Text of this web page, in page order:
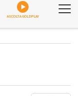
ASCOLTA GOLDPLAY